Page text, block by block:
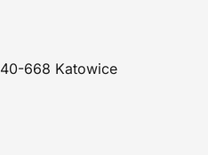
668 Katowice